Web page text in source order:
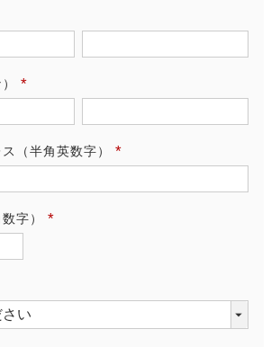
須)
（半角英数字）
須)
字）